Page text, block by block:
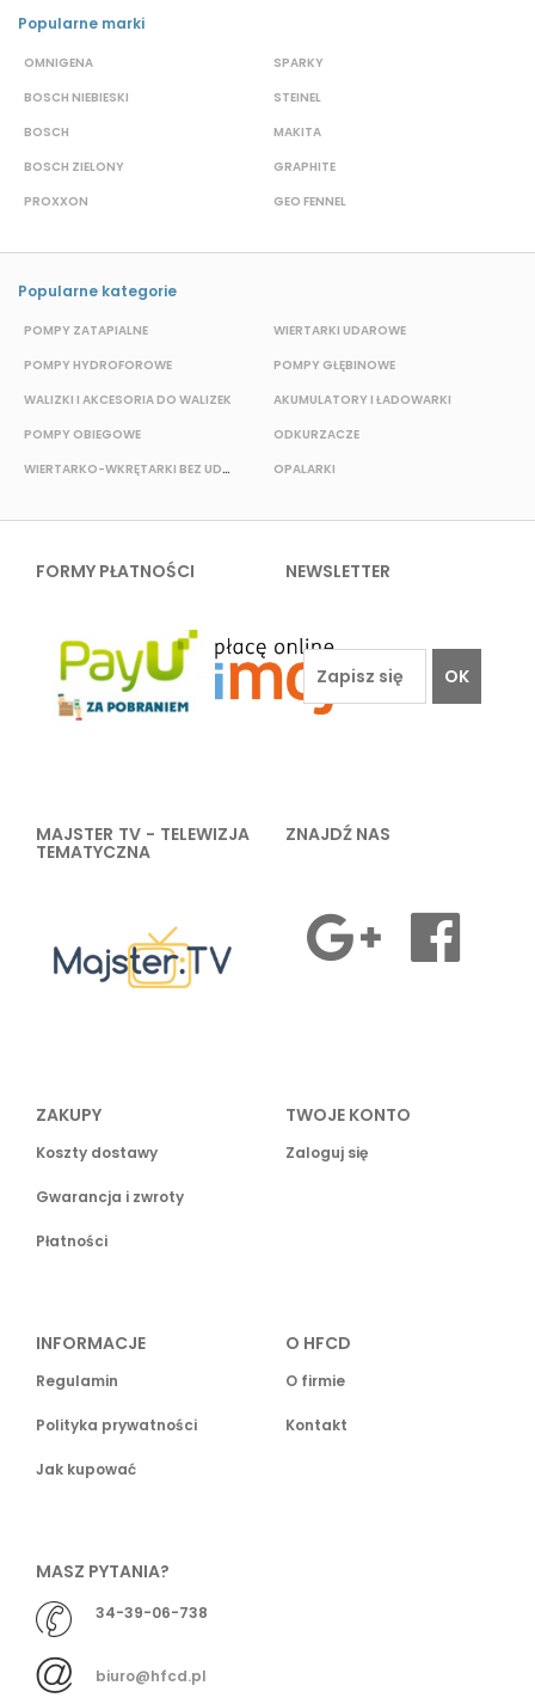
Popularne marki
OMNIGENA
BOSCH NIEBIESKI
BOSCH
BOSCH ZIELONY
PROXXON
SPARKY
STEINEL
MAKITA
GRAPHITE
GEO FENNEL
Popularne kategorie
POMPY ZATAPIALNE
POMPY HYDROFOROWE
WALIZKI I AKCESORIA DO WALIZEK
POMPY OBIEGOWE
WIERTARKO-WKRĘTARKI BEZ UDAROWE
WIERTARKI UDAROWE
POMPY GŁĘBINOWE
AKUMULATORY I ŁADOWARKI
ODKURZACZE
OPALARKI
FORMY PŁATNOŚCI NEWSLETTER
OK
MAJSTER TV - TELEWIZJA
TEMATYCZNA
ZNAJDŹ NAS
ZAKUPY
Koszty dostawy
Gwarancja i zwroty
Płatności
TWOJE KONTO
Zaloguj się
INFORMACJE
Regulamin
Polityka prywatności
Jak kupować
O HFCD
O firmie
Kontakt
MASZ PYTANIA?
34-39-06-738
biuro@hfcd.pl